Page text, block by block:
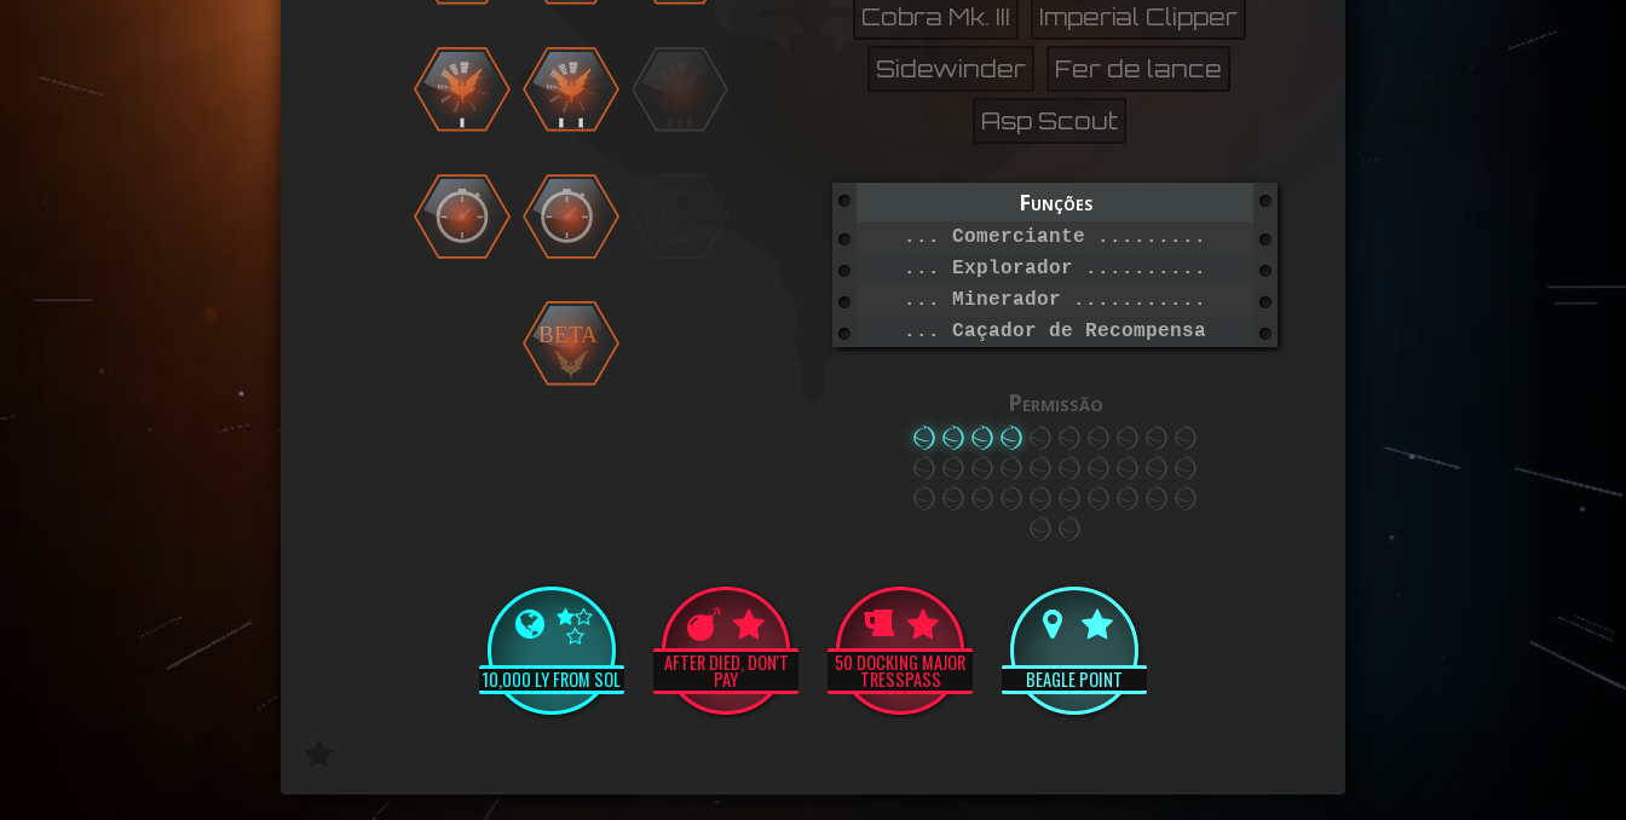
BETA
Cobra Mk. III
Imperial Clipper
Sidewinder
Fer de lance
Asp Scout
Funções
... Comerciante .............................
... Explorador ..............................
... Minerador ...............................
... Caçador de Recompensas .................
Permissão
10,000 LY FROM SOL
AFTER DIED, DON'T
PAY
50 DOCKING MAJOR
TRESSPASS BEAGLE POINT